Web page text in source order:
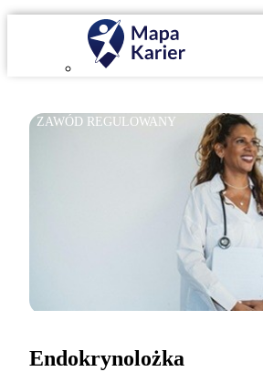
ZAWÓD REGULOWANY
Endokrynolożka